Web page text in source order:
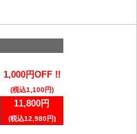
1,000円OFF !!
(税込1,100円)
11,800円
(税込12,980円)